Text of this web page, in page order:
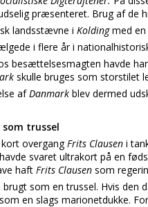
præsenteret. Brug af de
landsstævne i Koldingmed
i flere år i
besættelsesmagten havde
skulle bruges som storstilet
afDanmark blev dermed
trussel
overgangFrits Clausen i
havde svaret ultrakort på en
haft Frits Clausen som
brugt som en trussel. Hvis den
en slags marionetdukke.